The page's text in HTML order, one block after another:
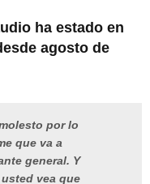
ha estado en
agosto de
por lo
que va a
general. Y
vea que